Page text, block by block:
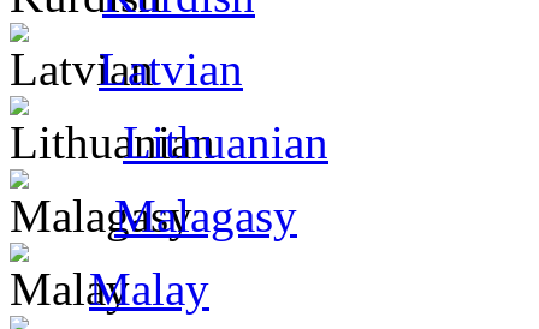
Latvian
Lithuanian
Malagasy
Malay